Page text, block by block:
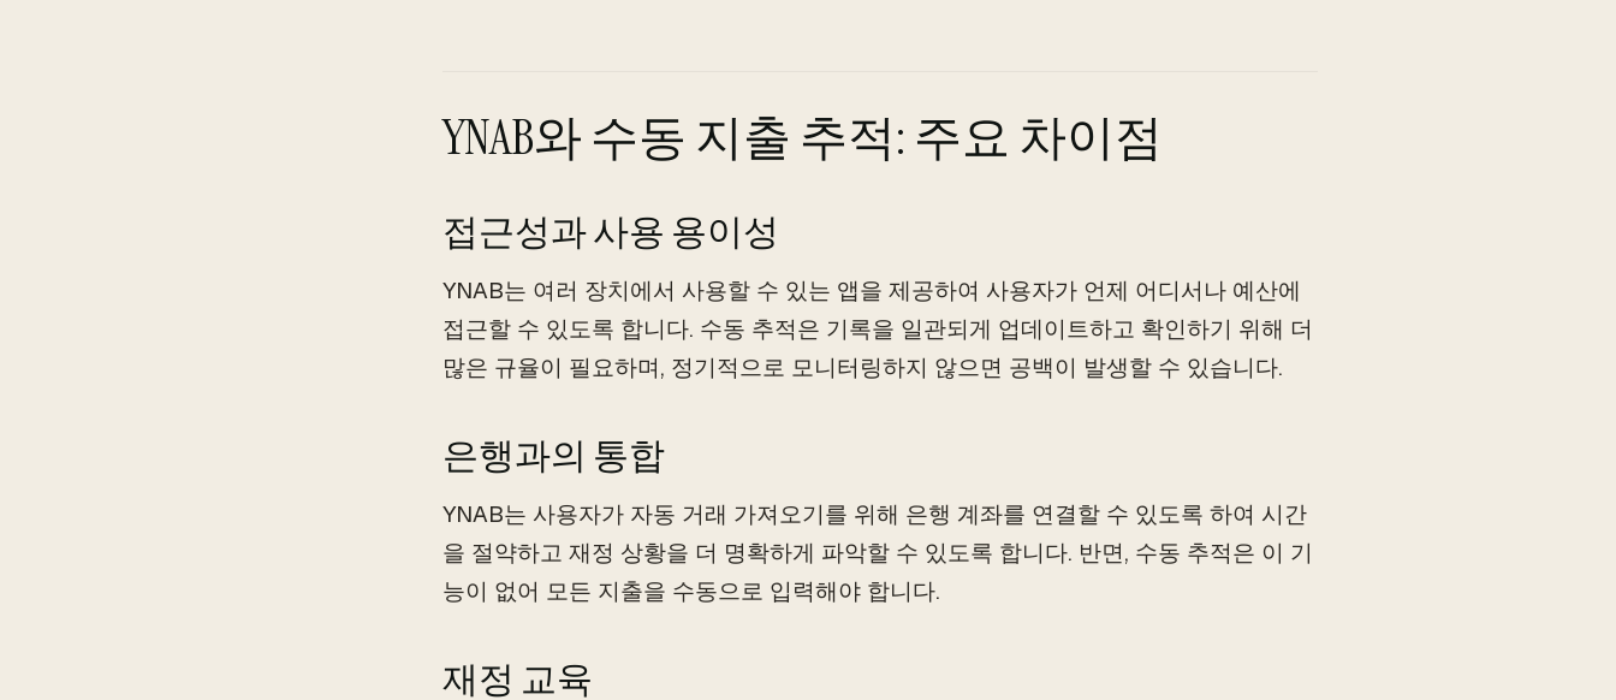
YNAB와 수동 지출 추적: 주요 차이점
접근성과 사용 용이성
YNAB는 여러 장치에서 사용할 수 있는 앱을 제공하여 사용자가 언제 어디서나 예산에
접근할 수 있도록 합니다. 수동 추적은 기록을 일관되게 업데이트하고 확인하기 위해 더
많은 규율이 필요하며, 정기적으로 모니터링하지 않으면 공백이 발생할 수 있습니다.
은행과의 통합
YNAB는 사용자가 자동 거래 가져오기를 위해 은행 계좌를 연결할 수 있도록 하여 시간
을 절약하고 재정 상황을 더 명확하게 파악할 수 있도록 합니다. 반면, 수동 추적은 이 기
능이 없어 모든 지출을 수동으로 입력해야 합니다.
재정 교육